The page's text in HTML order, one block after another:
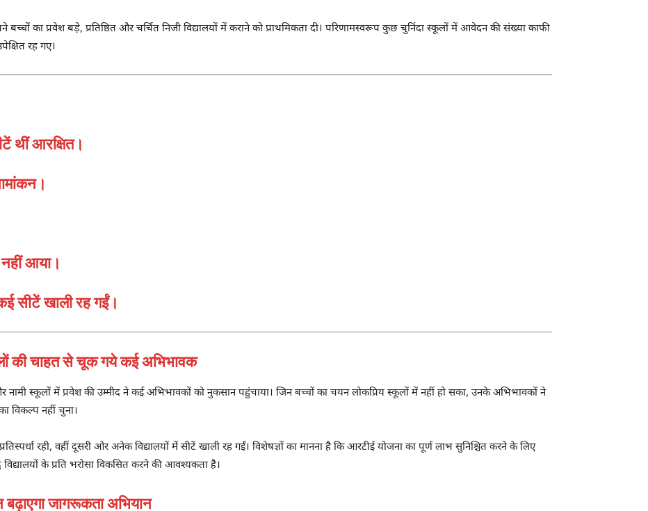
का प्रवेश बड़े, प्रतिष्ठित और चर्चित निजी विद्यालयों में कराने को प्राथमिकता दी। परिणामस्वरूप कुछ चुनिंदा स्कूलों में आवेदन की संख्या काफी
रह गए।
थीं आरक्षित।
आया।
सीटें खाली रह गईं।
की चाहत से चूक गये कई अभिभावक
नामी स्कूलों में प्रवेश की उम्मीद ने कई अभिभावकों को नुकसान पहुंचाया। जिन बच्चों का चयन लोकप्रिय स्कूलों में नहीं हो सका, उनके अभिभावकों ने
विकल्प नहीं चुना।
रही, वहीं दूसरी ओर अनेक विद्यालयों में सीटें खाली रह गईं। विशेषज्ञों का मानना है कि आरटीई योजना का पूर्ण लाभ सुनिश्चित करने के लिए
के प्रति भरोसा विकसित करने की आवश्यकता है।
जागरूकता अभियान